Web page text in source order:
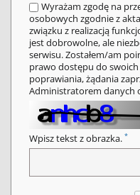
Wyrażam zgodę na
osobowych zgodnie z
związku z realizacją
jest dobrowolne, ale
serwisu. Zostałem/am
prawo dostępu do
poprawiania, żądania
Administratorem danych
Wpisz tekst z obrazka. *